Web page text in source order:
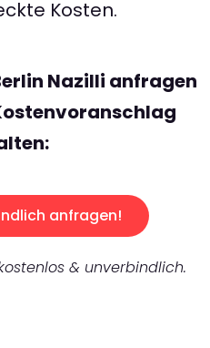
Kosten.
Nazilli anfragen
anfragen!
& unverbindlich.